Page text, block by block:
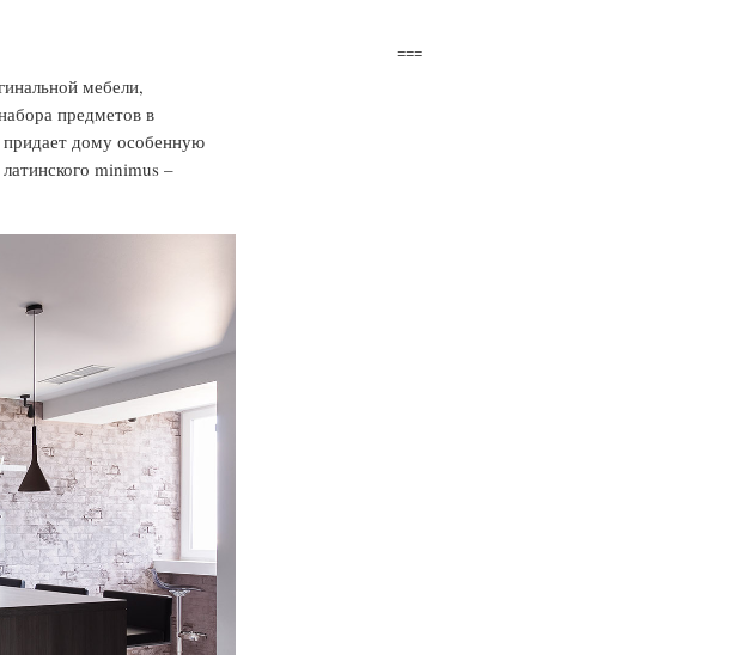
мебели,
предметов в
дому особенную
minimus –
===